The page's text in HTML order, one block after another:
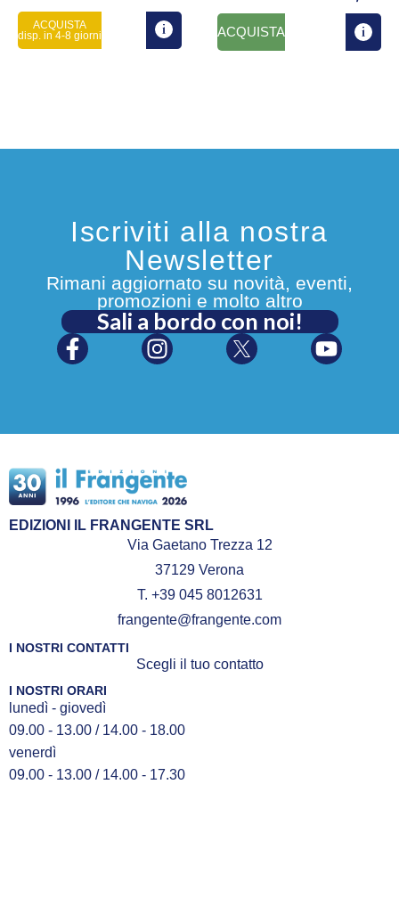
ACQUISTA
disp. in 4-8 giorni
ACQUISTA
Iscriviti alla nostra
Newsletter
Rimani aggiornato su novità, eventi,
promozioni e molto altro
Sali a bordo con noi!
EDIZIONI IL FRANGENTE SRL
Via Gaetano Trezza 12
37129 Verona
T. +39 045 8012631
frangente@frangente.com
I NOSTRI CONTATTI
Scegli il tuo contatto
I NOSTRI ORARI
lunedì - giovedì
09.00 - 13.00 / 14.00 - 18.00
venerdì
09.00 - 13.00 / 14.00 - 17.30